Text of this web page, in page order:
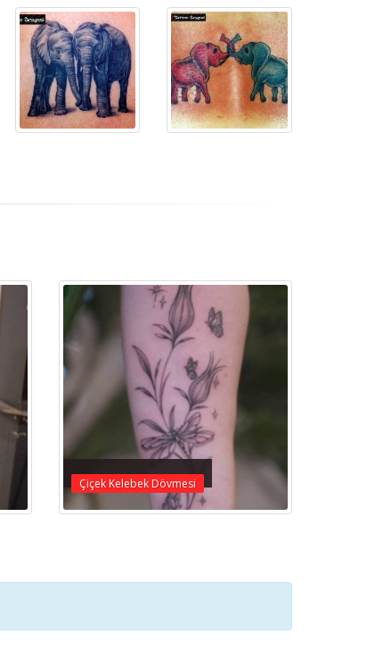
Çiçek Kelebek Dövmesi